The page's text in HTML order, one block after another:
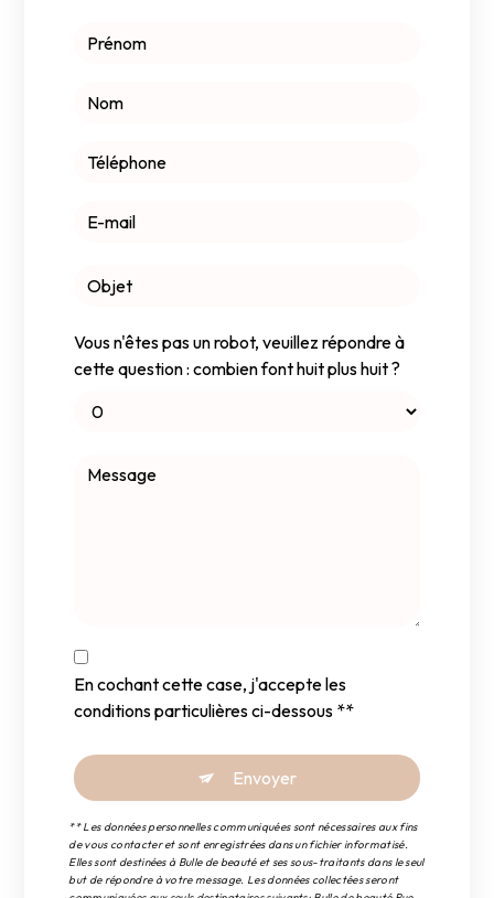
Vous n'êtes pas un robot, veuillez répondre à
cette question : combien font huit plus huit ?
En cochant cette case, j'accepte les
conditions particulières ci-dessous **
Envoyer
** Les données personnelles communiquées sont nécessaires aux fins
de vous contacter et sont enregistrées dans un fichier informatisé.
Elles sont destinées à Bulle de beauté et ses sous-traitants dans le seul
but de répondre à votre message. Les données collectées seront